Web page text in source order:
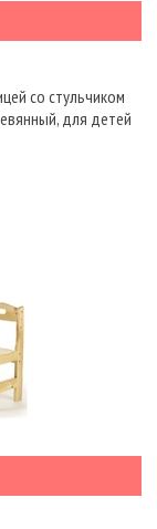
со стульчиком
для детей